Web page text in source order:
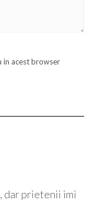
in acest browser
dar prietenii imi